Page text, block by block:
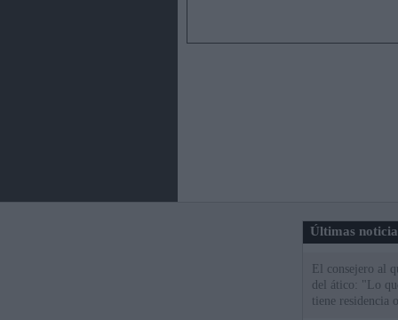
Últimas
El consejero al
del ático: "Lo
tiene residencia